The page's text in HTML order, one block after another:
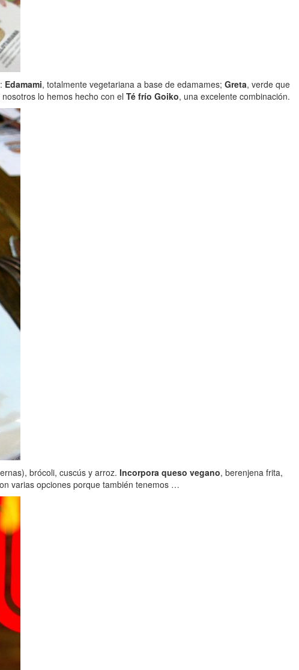
Edamami, totalmente vegetariana a base de edamames; Greta, verde que
lo hemos hecho con el Té frío Goiko, una excelente combinación.
brócoli, cuscús y arroz. Incorpora queso vegano, berenjena frita,
varias opciones porque también tenemos …